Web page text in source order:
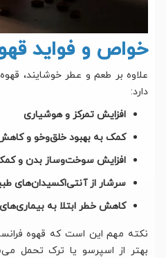
خواص و فواید
علاوه بر طعم و عطر خوشایند،
دارد:
افزایش تمرکز و هوشیاری
کمک به بهبود خلق‌و‌خو و
افزایش سوخت‌وساز بدن و
سرشار از آنتی‌اکسیدان‌های
کاهش خطر ابتلا به
نکته مهم این است که قهوه
بهتر از اسپرسو یا ترک تحمل